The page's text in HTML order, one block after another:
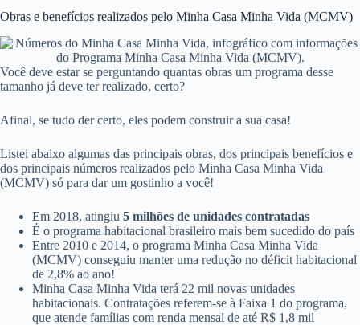
Obras e benefícios realizados pelo Minha Casa Minha Vida (MCMV)
Você deve estar se perguntando quantas obras um programa desse
tamanho já deve ter realizado, certo?
Afinal, se tudo der certo, eles podem construir a sua casa!
Listei abaixo algumas das principais obras, dos principais benefícios e
dos principais números realizados pelo Minha Casa Minha Vida
(MCMV) só para dar um gostinho a você!
Em 2018, atingiu 5 milhões de unidades contratadas
É o programa habitacional brasileiro mais bem sucedido do país
Entre 2010 e 2014, o programa Minha Casa Minha Vida
(MCMV) conseguiu manter uma redução no déficit habitacional
de 2,8% ao ano!
Minha Casa Minha Vida terá 22 mil novas unidades
habitacionais. Contratações referem-se à Faixa 1 do programa,
que atende famílias com renda mensal de até R$ 1,8 mil